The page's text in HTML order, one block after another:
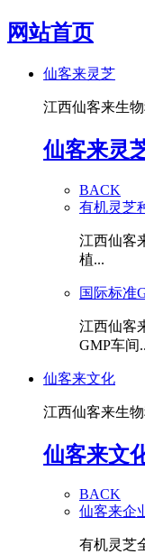
网站首页
仙客来灵芝
江西仙客来生
仙客来灵
BACK
有机灵芝
江西仙客
植...
国际标准
江西仙客
GMP车间
仙客来文化
江西仙客来生
仙客来文
BACK
仙客来企
有机灵芝